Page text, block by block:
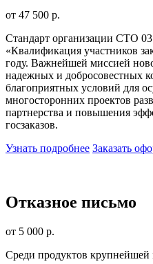
от 47 500 р.
Стандарт организации СТО
«Квалификация участников
году. Важнейшей миссией
надежных и добросовестных
благоприятных условий для
многосторонних проектов
партнерства и повышения
госзаказов.
Узнать подробнее Заказать
Отказное письмо
от 5 000 р.
Среди продуктов